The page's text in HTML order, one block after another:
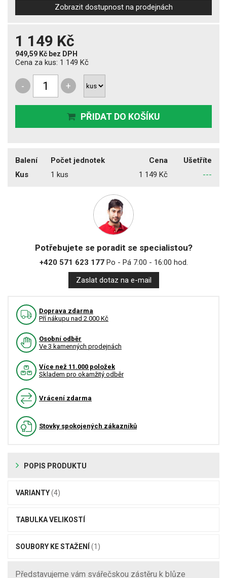
Zobrazit dostupnost na prodejnách
1 149 Kč
949,59 Kč bez DPH
Cena za kus: 1 149 Kč
- +
PŘIDAT DO KOŠÍKU
Balení Počet jednotek Cena
Ušetříte
Kus
1 kus 1 149 Kč ---
Potřebujete se poradit se specialistou?
+420 571 623 177Po - Pá 7:00 - 16:00 hod.
Zaslat dotaz na e-mail
Doprava zdarma
Pří nákupu nad 2.000 Kč
Osobní odběr
Ve 3 kamenných prodejnách
Více než 11.000 položek
Skladem pro okamžitý odběr
Vrácení zdarma
Stovky spokojených zákazníků
POPIS PRODUKTU
VARIANTY(4)
TABULKA VELIKOSTÍ
SOUBORY KE STAŽENÍ (1)
Představujeme vám svářečskou zástěru k blůze